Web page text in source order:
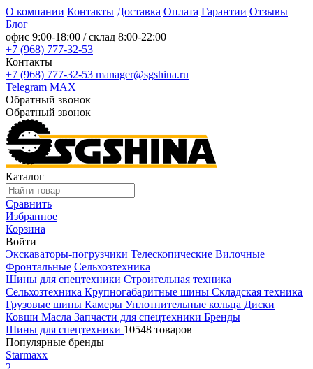
О компании Контакты Доставка Оплата Гарантии Отзывы
Блог
офис 9:00-18:00 / склад 8:00-22:00
+7 (968) 777-32-53
Контакты
+7 (968) 777-32-53 manager@sgshina.ru
Telegram MAX
Обратный звонок
Обратный звонок
Каталог
Сравнить
Избранное
Корзина
Войти
Экскаваторы-погрузчики Телескопические Вилочные
Фронтальные Сельхозтехника
Шины для спецтехники Строительная техника
Сельхозтехника Крупногабаритные шины Складская техника
Грузовые шины Камеры Уплотнительные кольца Диски
Ковши Масла Запчасти для спецтехники Бренды
Шины для спецтехники 10548 товаров
Популярные бренды
Starmaxx